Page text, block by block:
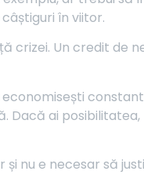
în viitor.
crizei. Un credit de
Dacă ai posibilitatea,
nu e necesar să